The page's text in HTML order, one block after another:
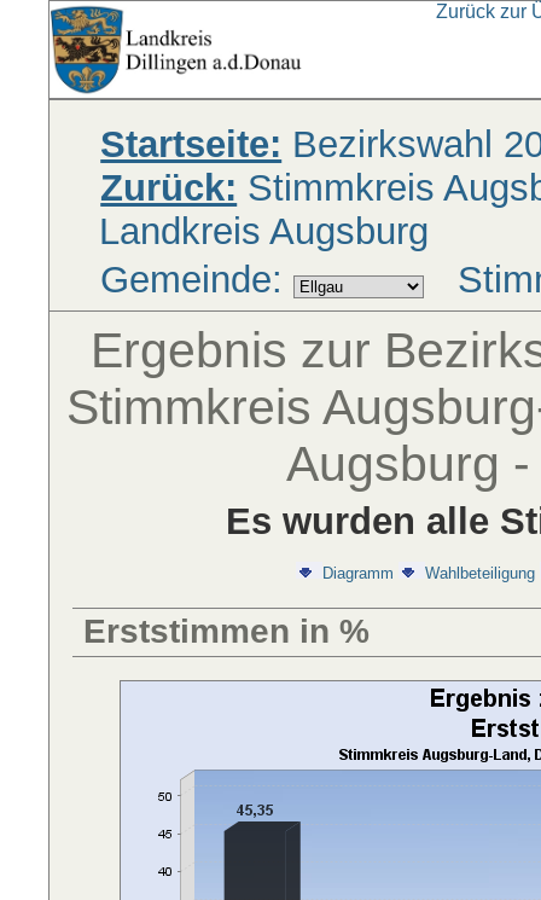
Zurück zur
Startseite: Bezirkswahl
Zurück: Stimmkreis
Landkreis Augsburg
Gemeinde:
Ergebnis zur
Stimmkreis
Augsburg
Es wurden alle
Diagramm Wahlbeteiligung
Erststimmen in %